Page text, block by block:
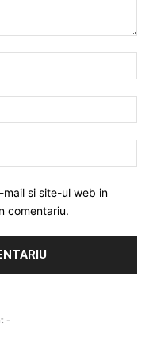
si site-ul web in
comentariu.
-